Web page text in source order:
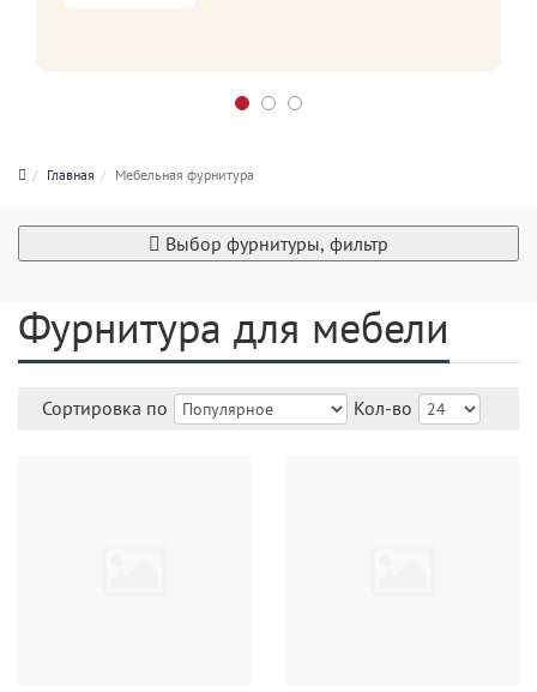
Главная Мебельная фурнитура
Выбор фурнитуры, фильтр
Фурнитура для мебели
Сортировка по Кол-во